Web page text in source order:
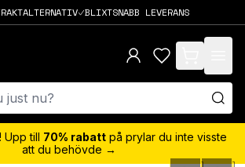
BLIXTSNABB LEVERANS
items in cart,
Upp till 70% rabatt på prylar du inte visste
att du behövde →